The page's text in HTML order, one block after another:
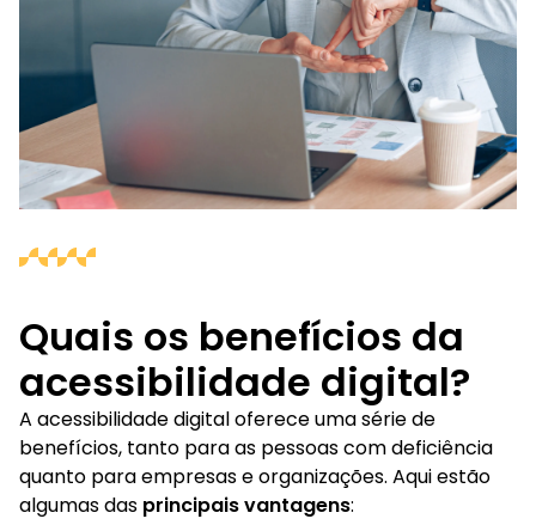
Quais os benefícios da
acessibilidade digital?
A acessibilidade digital oferece uma série de
benefícios, tanto para as pessoas com deficiência
quanto para empresas e organizações. Aqui estão
algumas das principais vantagens: